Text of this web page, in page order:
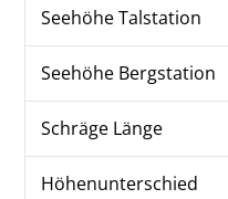
Seehöhe Talstation
Seehöhe Bergstation
Schräge Länge
Höhenunterschied